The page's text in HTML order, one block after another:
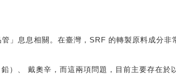
」息息相關。在臺灣，SRF 的轉製原料成分非
）、 戴奧辛，而這兩項問題，目前主要存在於